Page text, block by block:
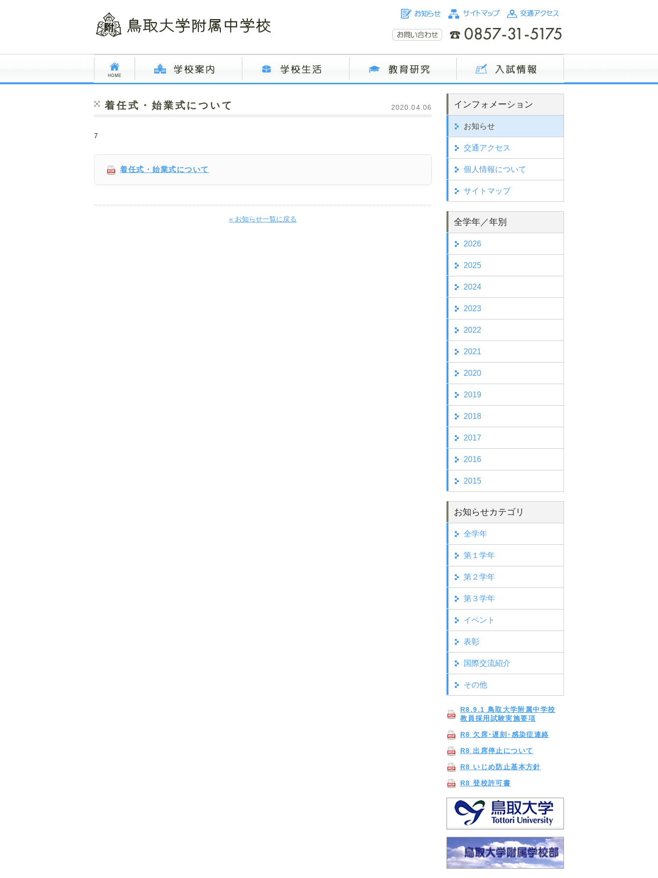
インフォメーション
お知らせ
交通アクセス
個人情報について
サイトマップ
全学年／年別
2026
2025
2024
2023
2022
2021
2020
2019
2018
2017
2016
2015
お知らせカテゴリ
全学年
第１学年
第２学年
第３学年
イベント
表彰
国際交流紹介
その他
R8.9.1 鳥取大学附属中学校
教員採用試験実施要項
R8 欠席･遅刻･感染症連絡
R8 出席停止について
R8 いじめ防止基本方針
R8 登校許可書
着任式・始業式について 2020.04.06
7
着任式・始業式について
« お知らせ一覧に戻る